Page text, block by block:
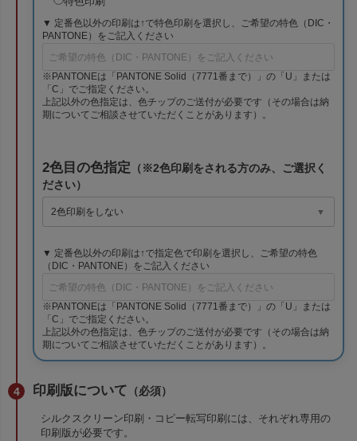
▼ 定番色以外の印刷は↑で特色印刷を選択し、ご希望の特色（DIC・
PANTONE）をご記入ください
※PANTONEは「PANTONE Solid（7771番まで）」の「U」または
「C」でご指定ください。
上記以外の色指定は、色チップのご送付が必要です（その場合は納
期についてご相談させていただくことがあります）。
2色目の色指定 （※2色印刷をされる方のみ、ご選択く
ださい）
▼ 定番色以外の印刷は↑で指定色で印刷を選択し、ご希望の特色
（DIC・PANTONE）をご記入ください
※PANTONEは「PANTONE Solid（7771番まで）」の「U」または
「C」でご指定ください。
上記以外の色指定は、色チップのご送付が必要です（その場合は納
期についてご相談させていただくことがあります）。
印刷版について （必須）
シルクスクリーン印刷・コピー転写印刷には、それぞれ専用の
印刷版が必要です。